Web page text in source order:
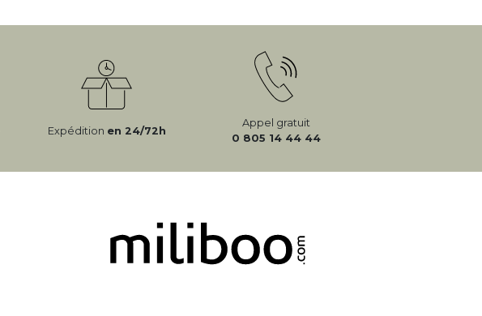
Expédition en 24/72h
Appel gratuit
0 805 14 44 44